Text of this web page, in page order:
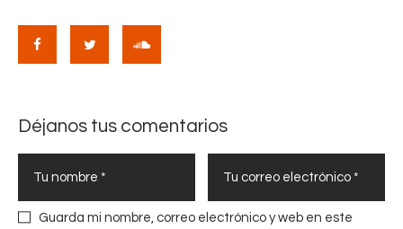
Déjanos tus comentarios
Guarda mi nombre, correo electrónico y web en este